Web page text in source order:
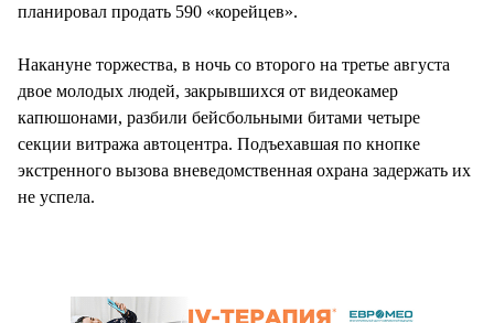
планировал продать 590 «корейцев».
Накануне торжества, в ночь со второго на третье августа
двое молодых людей, закрывшихся от видеокамер
капюшонами, разбили бейсбольными битами четыре
секции витража автоцентра. Подъехавшая по кнопке
экстренного вызова вневедомственная охрана задержать их
не успела.